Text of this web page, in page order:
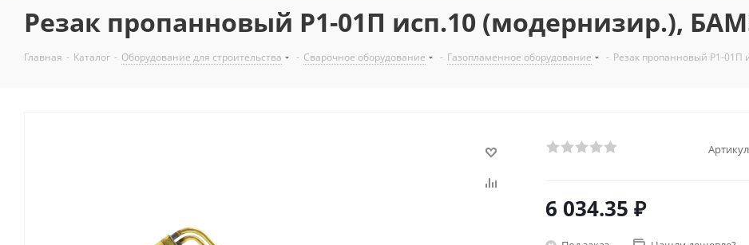
Резак пропанновый Р1-01П исп.10 (модернизир.),
Главная - Каталог - Оборудование для строительства - Сварочное оборудование - Газопламенное оборудование - Резак пропанновый Р1-01П
6 034.35 ₽